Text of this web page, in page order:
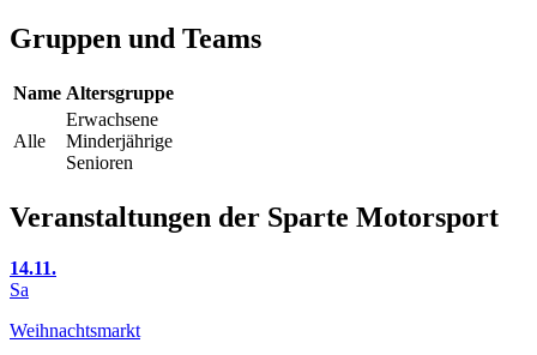
Gruppen und Teams
Name Altersgruppe
Alle
Erwachsene
Minderjährige
Senioren
Veranstaltungen der Sparte Motorsport
14.11.
Sa
Weihnachtsmarkt